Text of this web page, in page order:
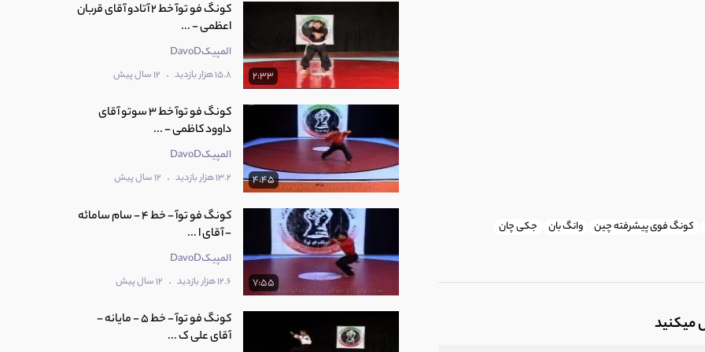
کونگ فوی پیشرفته چین وانگ بان جکی چان
میکنید
2:33
کونگ فو توآ خط 2 آتادو آقای قربان
اعظمی - ...
المپیکDavoD
15.8 هزار بازدید . 12 سال پیش
4:45
کونگ فو توآ خط 3 سوتو آقای
داوود کاظمی - ...
المپیکDavoD
13.2 هزار بازدید . 12 سال پیش
7:55
کونگ فو توآ - خط 4 - سام سامائه
- آقای ا ...
المپیکDavoD
12.6 هزار بازدید . 12 سال پیش
کونگ فو توآ - خط 5 - مایانه -
آقای علی ک ...